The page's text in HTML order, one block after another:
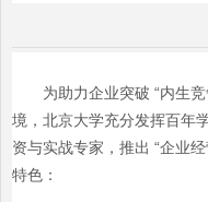
为助力企业突破 “内生
境，北京大学充分发挥百年
资与实战专家，推出 “企业
特色：